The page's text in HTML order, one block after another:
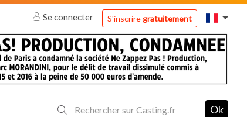
Se connecter S'inscriregratuitement
Ok